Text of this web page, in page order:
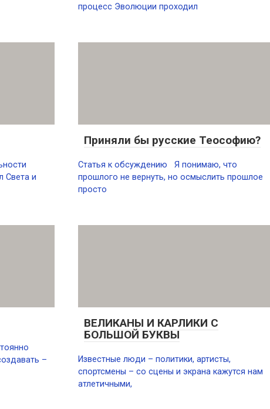
процесс Эволюции проходил
Света и
Приняли бы русские Теософию?
Статья к обсуждению Я понимаю, что
прошлого не вернуть, но осмыслить прошлое
просто
–
ВЕЛИКАНЫ И КАРЛИКИ С
БОЛЬШОЙ БУКВЫ
Известные люди – политики, артисты,
спортсмены – со сцены и экрана кажутся нам
атлетичными,